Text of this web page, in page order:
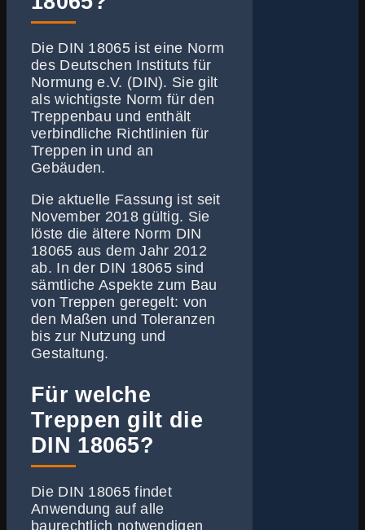
Die DIN 18065 ist eine Norm
des Deutschen Instituts für
Normung e.V. (DIN). Sie gilt
als wichtigste Norm für den
Treppenbau und enthält
verbindliche Richtlinien für
Treppen in und an
Gebäuden.
Die aktuelle Fassung ist seit
November 2018 gültig. Sie
löste die ältere Norm DIN
18065 aus dem Jahr 2012
ab. In der DIN 18065 sind
sämtliche Aspekte zum Bau
von Treppen geregelt: von
den Maßen und Toleranzen
bis zur Nutzung und
Gestaltung.
Für welche
Treppen gilt die
DIN 18065?
Die DIN 18065 findet
Anwendung auf alle
baurechtlich notwendigen